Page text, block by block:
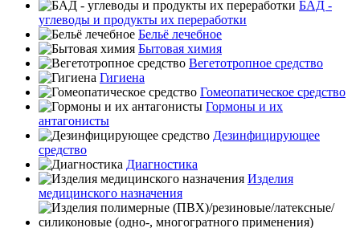
БАД -
углеводы и продукты их переработки
Бельё лечебное
Бытовая химия
Вегетотропное средство
Гигиена
Гомеопатическое средство
Гормоны и их
антагонисты
Дезинфицирующее
средство
Диагностика
Изделия
медицинского назначения